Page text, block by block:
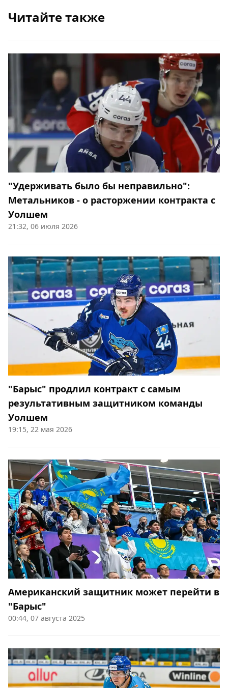
Читайте также
"Удерживать было бы неправильно":
Метальников - о расторжении контракта с
Уолшем
21:32, 06 июля 2026
"Барыс" продлил контракт с самым
результативным защитником команды
Уолшем
19:15, 22 мая 2026
Американский защитник может перейти в
"Барыс"
00:44, 07 августа 2025